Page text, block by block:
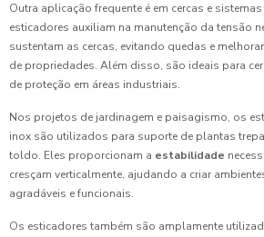
Outra aplicação frequente é em cercas e
esticadores auxiliam na manutenção da tensão
sustentam as cercas, evitando quedas e
de propriedades. Além disso, são ideais para
de proteção em áreas industriais.
Nos projetos de jardinagem e paisagismo, os
inox são utilizados para suporte de plantas
toldo. Eles proporcionam a estabilidade
cresçam verticalmente, ajudando a criar
agradáveis e funcionais.
Os esticadores também são amplamente